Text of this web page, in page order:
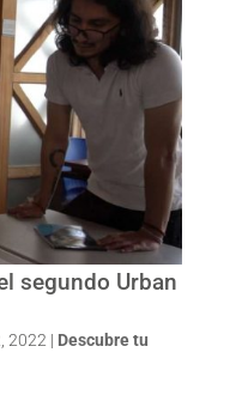
segundo Urban
2022 | Descubre tu